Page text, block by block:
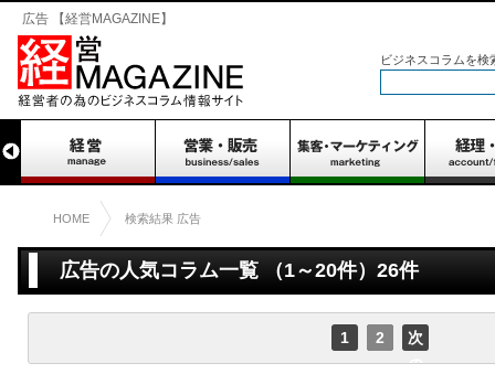
広告 【経営MAGAZINE】
ビジネスコラムを検
HOME 検索結果 広告
広告の人気コラム一覧 （1～20件）26件
1 2
次
の